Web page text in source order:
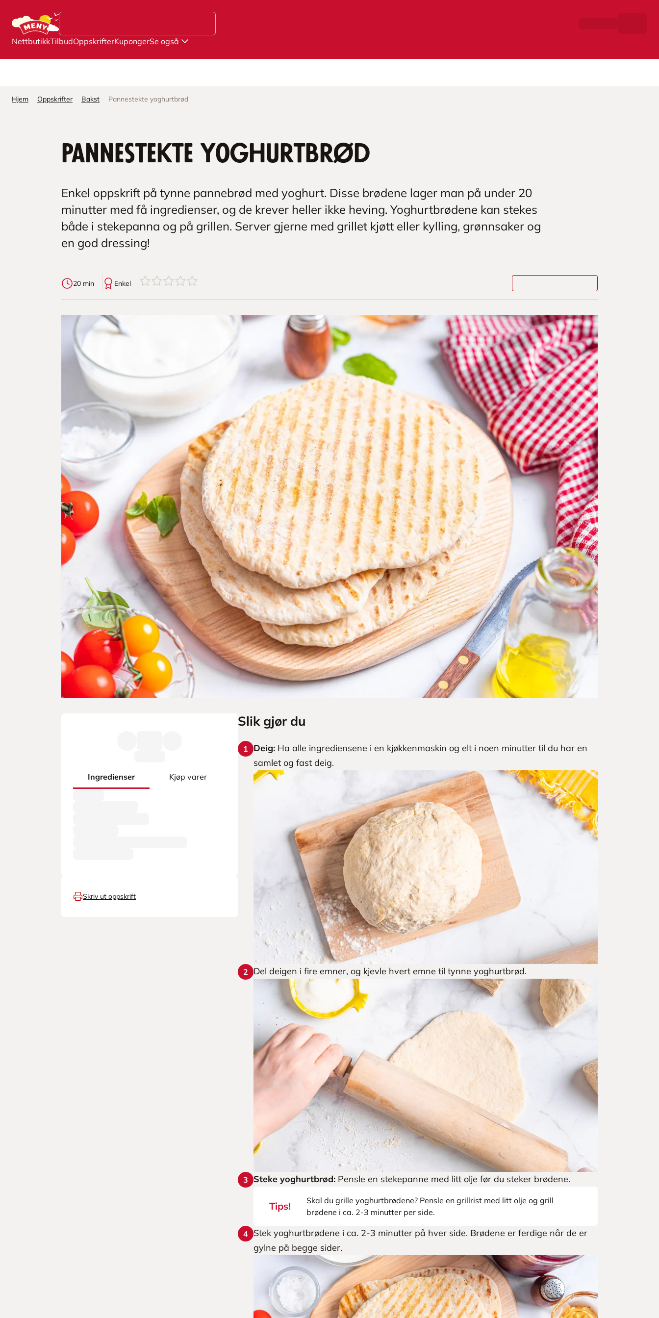
NettbutikkTilbudOppskrifterKupongerSe også
Hjem Oppskrifter Bakst Pannestekte yoghurtbrød
Pannestekte yoghurtbrød
Enkel oppskrift på tynne pannebrød med yoghurt. Disse brødene lager man på under 20
minutter med få ingredienser, og de krever heller ikke heving. Yoghurtbrødene kan stekes
både i stekepanna og på grillen. Server gjerne med grillet kjøtt eller kylling, grønnsaker og
en god dressing!
20 min Enkel 0av5stjerner
Ingredienser Kjøp varer
Skriv ut oppskrift
Slik gjør du
1 Deig: Ha alle ingrediensene i en kjøkkenmaskin og elt i noen minutter til du har en
samlet og fast deig.
2 Del deigen i fire emner, og kjevle hvert emne til tynne yoghurtbrød.
3 Steke yoghurtbrød: Pensle en stekepanne med litt olje før du steker brødene.
Tips!
Skal du grille yoghurtbrødene? Pensle en grillrist med litt olje og grill
brødene i ca. 2-3 minutter per side.
4 Stek yoghurtbrødene i ca. 2-3 minutter på hver side. Brødene er ferdige når de er
gylne på begge sider.